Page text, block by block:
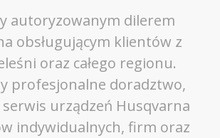
autoryzowanym dilerem
obsługującym klientów z
oraz całego regionu.
profesjonalne doradztwo,
urządzeń Husqvarna
indywidualnych, firm oraz